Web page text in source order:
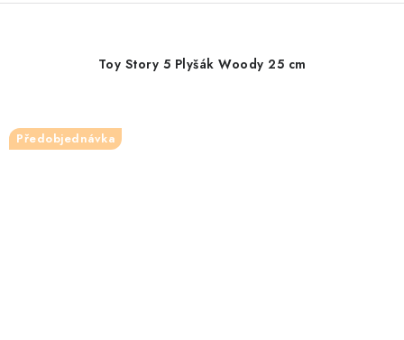
Toy Story 5 Plyšák Woody 25 cm
Předobjednávka